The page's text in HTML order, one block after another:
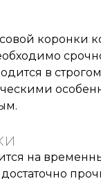
коронки
в строгом
на